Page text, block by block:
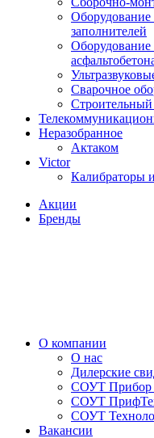
заполнителей
Оборудование
Сварочное
Неразобранное
Актаком
Victor
Калибраторы
Акции
Бренды
О компании
О нас
Дилерские
СОУТ Прибор
СОУТ
СОУТ
Вакансии